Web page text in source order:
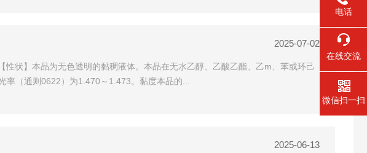
2025-07-02
状】本品为无色透明的黏稠液体。本品在无水乙醇、乙酸乙酯、乙m、苯或环己
（通则0622）为1.470～1.473。黏度本品的...
2025-06-13
电话
在线交流
微信扫一扫